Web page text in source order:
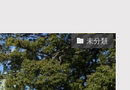
未分類